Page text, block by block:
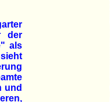
der
als
und